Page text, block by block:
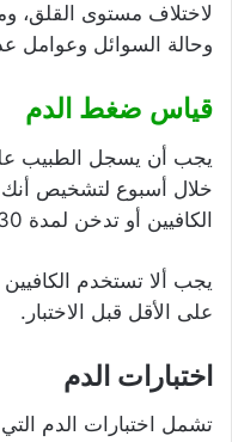
لاختلاف مستوى القلق،
وحالة السوائل وعوامل
قياس ضغط الدم
يجب أن يسجل الطبيب
خلال أسبوع لتشخيص
الكافيين أو تدخن لمدة 30 دقيقة على الأقل قبل الاختبار.
على الأقل قبل الاختبار.
اختبارات الدم
تشمل اختبارات الدم